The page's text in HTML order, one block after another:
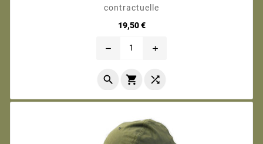
contractuelle
19,50 €Prix
remove add
  